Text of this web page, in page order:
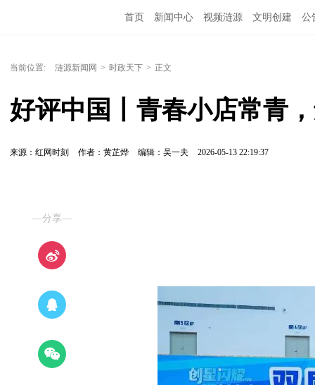
首页 新闻中心 视频涟源 文明创建 公
当前位置: 涟源新闻网 > 时政天下 > 正文
好评中国丨青春小店常青
来源：红网时刻 作者：黄芷烨 编辑：吴一夫 2026-05-13 22:19:37
—分享—